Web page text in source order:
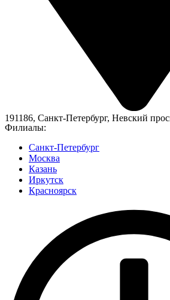
191186, Санкт-Петербург, Невский
Филиалы:
Санкт-Петербург
Москва
Казань
Иркутск
Красноярск